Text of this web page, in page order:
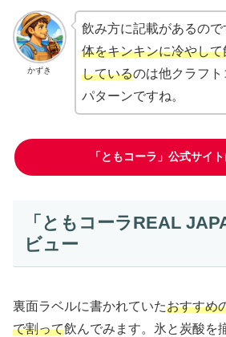
かずき
飲み方に記載があるので
体をキンキンに冷やし
しているのは他クラフ
パターンですね。
「ともコーラ」公式サイ
「ともコーラREAL
ビュー
裏面ラベルに書かれていたおすすめ
で割って飲んでみます。氷と炭酸を